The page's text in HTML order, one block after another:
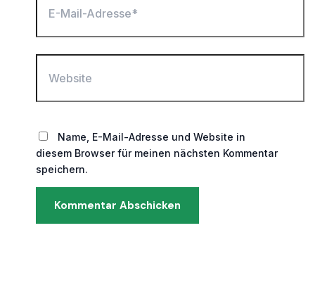
Mail-
Name, E-Mail-Adresse und Website in
diesem Browser für meinen nächsten Kommentar
speichern.